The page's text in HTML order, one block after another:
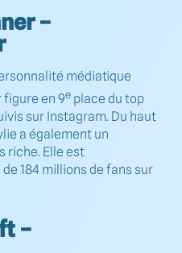
–
médiatique
figure en 9e place du top
sur Instagram. Du haut
a également un
riche. Elle est
184 millions de fans sur
–